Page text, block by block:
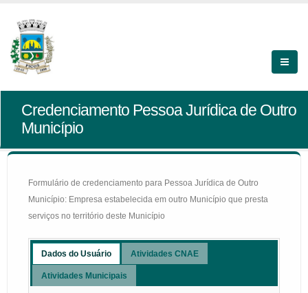
Credenciamento Pessoa Jurídica de Outro
Município
Formulário de credenciamento para Pessoa Jurídica de Outro
Município: Empresa estabelecida em outro Município que presta
serviços no território deste Município
Dados do Usuário Atividades CNAE
Atividades Municipais